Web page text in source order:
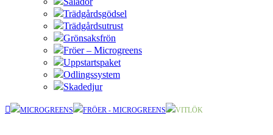
Trädgårdsgödsel
Trädgårdsutrust
Grönsaksfrön
Fröer – Microgreens
Uppstartspaket
Odlingssystem
Skadedjur
MICROGREENS FRÖER - MICROGREENS VITLÖK